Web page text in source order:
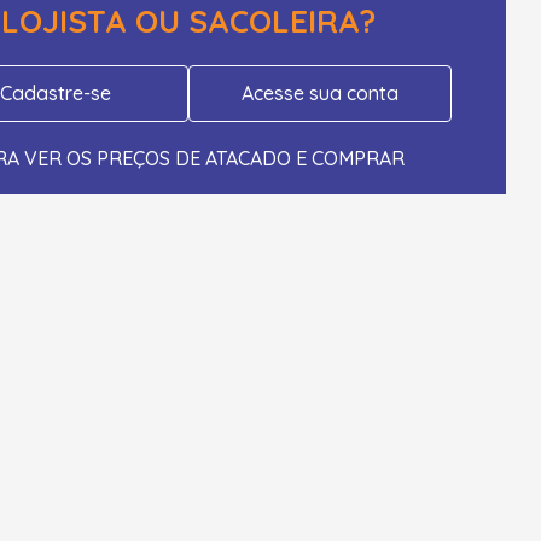
LOJISTA OU SACOLEIRA?
Cadastre-se Acesse sua conta
VER OS PREÇOS DE ATACADO E COMPRAR